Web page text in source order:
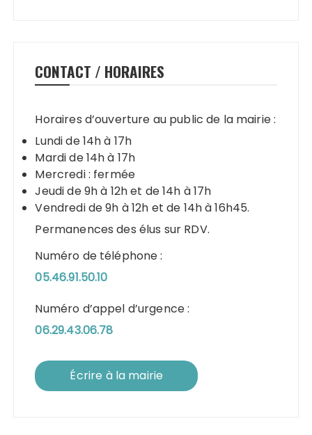
CONTACT / HORAIRES
Horaires d’ouverture au public de la mairie :
Lundi de 14h à 17h
Mardi de 14h à 17h
Mercredi : fermée
Jeudi de 9h à 12h et de 14h à 17h
Vendredi de 9h à 12h et de 14h à 16h45.
Permanences des élus sur RDV.
Numéro de téléphone :
05.46.91.50.10
Numéro d’appel d’urgence :
06.29.43.06.78
Écrire à la mairie